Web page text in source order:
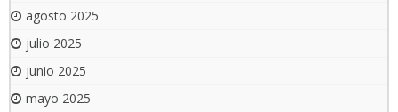
agosto 2025
julio 2025
junio 2025
mayo 2025